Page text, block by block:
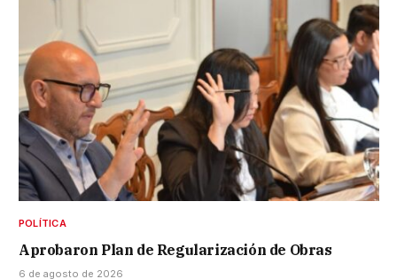
POLÍTICA
Aprobaron Plan de Regularización de Obras
6 de agosto de 2026